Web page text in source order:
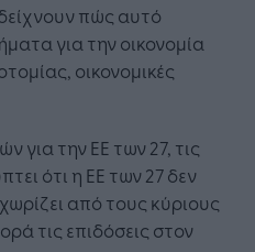
πώς αυτό
για την οικονομία
οικονομικές
για την ΕΕ των 27, τις
ότι η ΕΕ των 27 δεν
από τους κύριους
τις επιδόσεις στον